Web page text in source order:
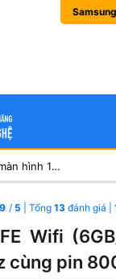
Máy tính bảng Galaxy Tab S9 FE Wifi (6GB/128GB) Chip Exynos 1380, màn hình 10.9" tần số 90Hz cùng pin 8000 mAh
/ 5 | Tổng 13 đánh giá |
Wifi
cùng pin